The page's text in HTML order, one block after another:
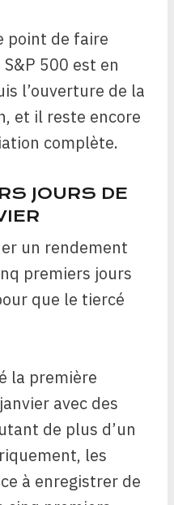
point de faire
500 est en
l’ouverture de la
et il reste encore
complète.
JOURS DE
un rendement
premiers jours
que le tiercé
la première
avec des
de plus d’un
les
à enregistrer de